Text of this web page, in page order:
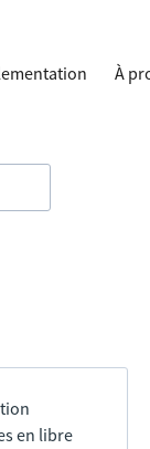
À
en libre